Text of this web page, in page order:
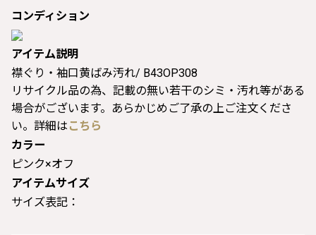
コンディション
アイテム説明
襟ぐり・袖口黄ばみ汚れ/ B43OP308
リサイクル品の為、記載の無い若干のシミ・汚れ等がある
場合がございます。あらかじめご了承の上ご注文くださ
い。詳細は こちら
カラー
ピンク×オフ
アイテムサイズ
サイズ表記：